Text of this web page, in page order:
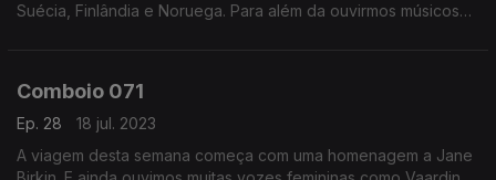
Suécia, Finlândia e Noruega. Para além da ouvirmos músicos
Comboio 071
Ep. 28
18 jul. 2023
A viagem desta semana começa com uma homenagem a Jane